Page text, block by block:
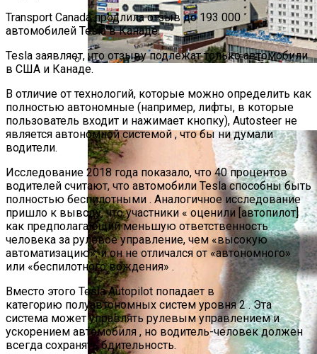
Новосибирске Назвал Сервис
«Яндекс.Путешествия»
Transport Canada продлила отзыв до 193 000
автомобилей Tesla в Канаде.
Tesla заявляет, что отзыву подлежат только автомобили
в США и Канаде.
В отличие от технологий, которые можно определить как
полностью автономные (например, лифты, в которые
пользователь входит и нажимает кнопку), Autosteer не
является автономной системой , что бы ни думали
водители.
Исследование 2018 года показало, что 40 процентов
водителей считают, что автомобили Tesla способны быть
полностью беспилотными . Аналогичное исследование
пришло к выводу, что участники « оценили [автопилот]
как предполагающий меньшую ответственность
человека за рулевое управление, чем «высокую
автоматизацию», и он не отличался от «автономного»
или «беспилотного вождения» .
Вместо этого Tesla Autopilot попадает в
категорию полуавтономных систем уровня 2 . Эта
система может управлять рулевым управлением и
ускорением автомобиля , но водитель-человек должен
всегда сохранять бдительность.